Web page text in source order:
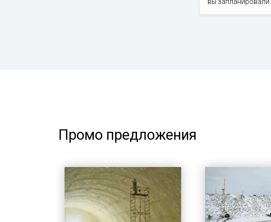
вы запланировали.
Промо предложения